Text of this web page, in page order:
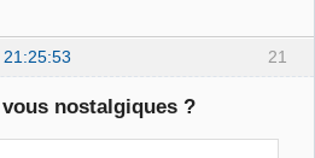
21
nostalgiques ?